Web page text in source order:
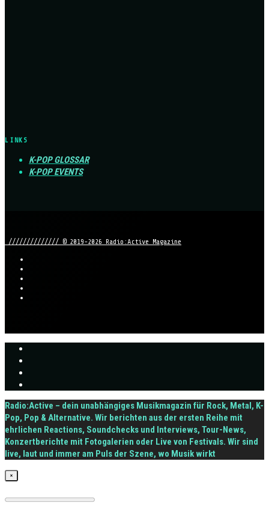
LINKS
K-POP GLOSSAR
K-POP EVENTS
////////////// © 2019-2026 Radio:Active Magazine
Radio:Active – dein unabhängiges Musikmagazin für Rock, Metal, K-
Pop, Pop & Alternative. Wir berichten aus der ersten Reihe mit
ehrlichen Reactions, Soundchecks und Interviews, Tour-News,
Konzertberichte mit Fotogalerien oder Live von Festivals. Wir sind
live, laut und immer am Puls der Szene, wo Musik wirkt
×